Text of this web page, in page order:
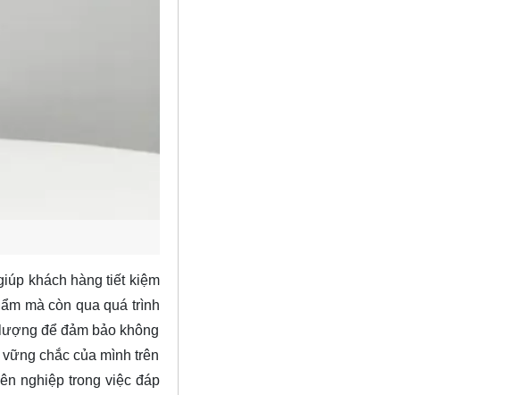
khách hàng tiết kiệm
mà còn qua quá trình
để đảm bảo không
chắc của mình trên
nghiệp trong việc đáp